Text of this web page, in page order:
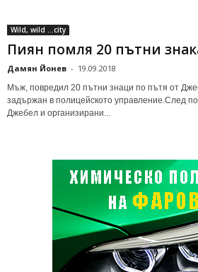
Wild, wild ...city
Пиян помля 20 пътни
Дамян Йонев - 19.09.2018
Мъж, повредил 20 пътни знаци по пътя от
задържан в полицейското управление.След
Джебел и организирани...